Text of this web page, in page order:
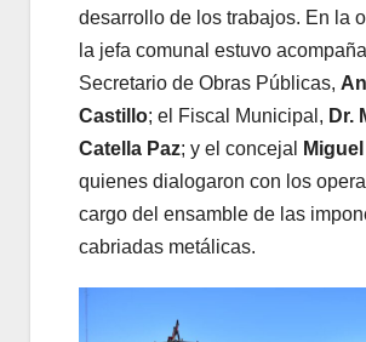
desarrollo de los trabajos. En la
la jefa comunal estuvo
Secretario de Obras Públicas,
Castillo; el Fiscal Municipal, Dr.
Catella Paz; y el concejal
quienes dialogaron con los
cargo del ensamble de las
cabriadas metálicas.